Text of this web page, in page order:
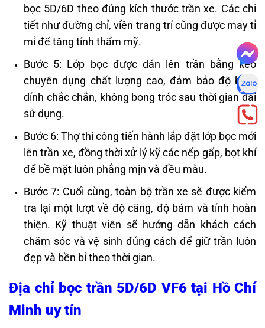
bọc 5D/6D theo đúng kích thước trần xe. Các chi
tiết như đường chỉ, viền trang trí cũng được may tỉ
mỉ để tăng tính thẩm mỹ.
Bước 5: Lớp bọc được dán lên trần bằng keo
chuyên dụng chất lượng cao, đảm bảo độ bám
dính chắc chắn, không bong tróc sau thời gian dài
sử dụng.
Bước 6: Thợ thi công tiến hành lắp đặt lớp bọc mới
lên trần xe, đồng thời xử lý kỹ các nếp gấp, bọt khí
để bề mặt luôn phẳng mịn và đều màu.
Bước 7: Cuối cùng, toàn bộ trần xe sẽ được kiểm
tra lại một lượt về độ căng, độ bám và tính hoàn
thiện. Kỹ thuật viên sẽ hướng dẫn khách cách
chăm sóc và vệ sinh đúng cách để giữ trần luôn
đẹp và bền bỉ theo thời gian.
Địa chỉ bọc trần 5D/6D VF6 tại Hồ Chí
Minh uy tín